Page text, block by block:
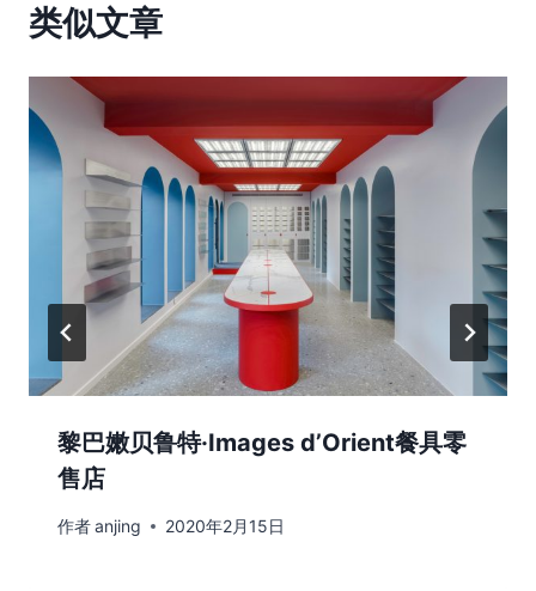
类似文章
黎巴嫩贝鲁特·Images d’Orient餐具零
售店
作者anjing 2020年2月15日